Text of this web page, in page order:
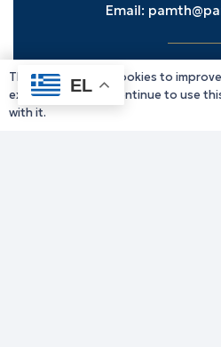
Email:
Υπηρεσίες
Υπηρεσίες
EL
This website uses cookies to
experience. If you continue to use
with it.